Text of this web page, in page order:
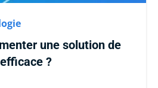
une solution de
?